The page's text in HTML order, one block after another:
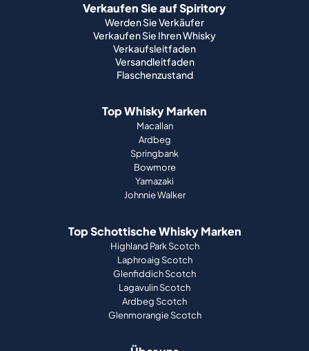
Verkaufen Sie auf Spiritory
Werden Sie Verkäufer
Verkaufen Sie Ihren Whisky
Verkaufsleitfaden
Versandleitfaden
Flaschenzustand
Top Whisky Marken
Macallan
Ardbeg
Springbank
Bowmore
Yamazaki
Johnnie Walker
Top Schottische Whisky Marken
Highland Park Scotch
Laphroaig Scotch
Glenfiddich Scotch
Lagavulin Scotch
Ardbeg Scotch
Glenmorangie Scotch